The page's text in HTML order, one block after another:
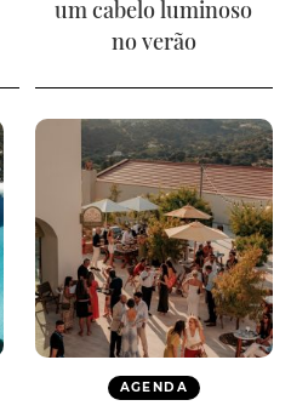
um cabelo luminoso
no verão
AGENDA